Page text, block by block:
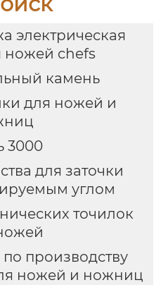
электрическая
ножей chefs
камень
для ножей и
3000
для заточки
углом
точилок
производству
ножей и ножниц